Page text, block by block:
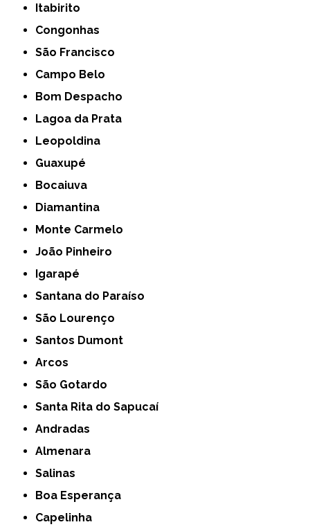
Itabirito
Congonhas
São Francisco
Campo Belo
Bom Despacho
Lagoa da Prata
Leopoldina
Guaxupé
Bocaiuva
Diamantina
Monte Carmelo
João Pinheiro
Igarapé
Santana do Paraíso
São Lourenço
Santos Dumont
Arcos
São Gotardo
Santa Rita do Sapucaí
Andradas
Almenara
Salinas
Boa Esperança
Capelinha